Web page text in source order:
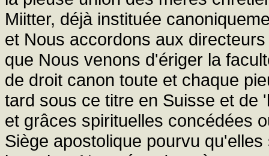
Miitter, déjà instituée
et Nous accordons aux
que Nous venons d'ériger la
de droit canon toute et chaque
tard sous ce titre en Suisse et de
et grâces spirituelles concédées
Siège apostolique pourvu